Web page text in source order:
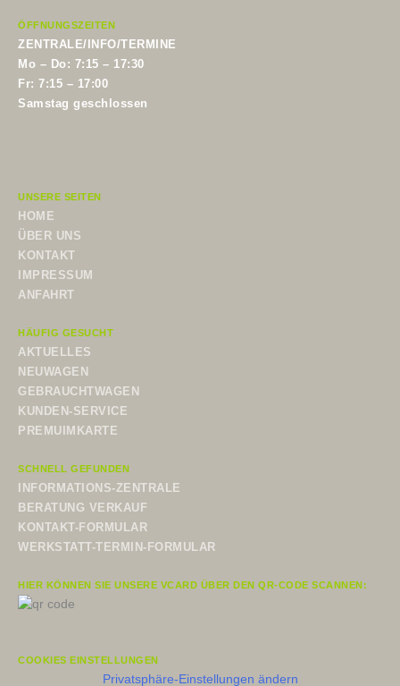
ÖFFNUNGSZEITEN
ZENTRALE/INFO/TERMINE
Mo – Do: 7:15 – 17:30
Fr: 7:15 – 17:00
Samstag geschlossen
UNSERE SEITEN
HOME
ÜBER UNS
KONTAKT
IMPRESSUM
ANFAHRT
HÄUFIG GESUCHT
AKTUELLES
NEUWAGEN
GEBRAUCHTWAGEN
KUNDEN-SERVICE
PREMUIMKARTE
SCHNELL GEFUNDEN
INFORMATIONS-ZENTRALE
BERATUNG VERKAUF
KONTAKT-FORMULAR
WERKSTATT-TERMIN-FORMULAR
HIER KÖNNEN SIE UNSERE VCARD ÜBER DEN QR-CODE SCANNEN:
COOKIES EINSTELLUNGEN
Privatsphäre-Einstellungen ändern